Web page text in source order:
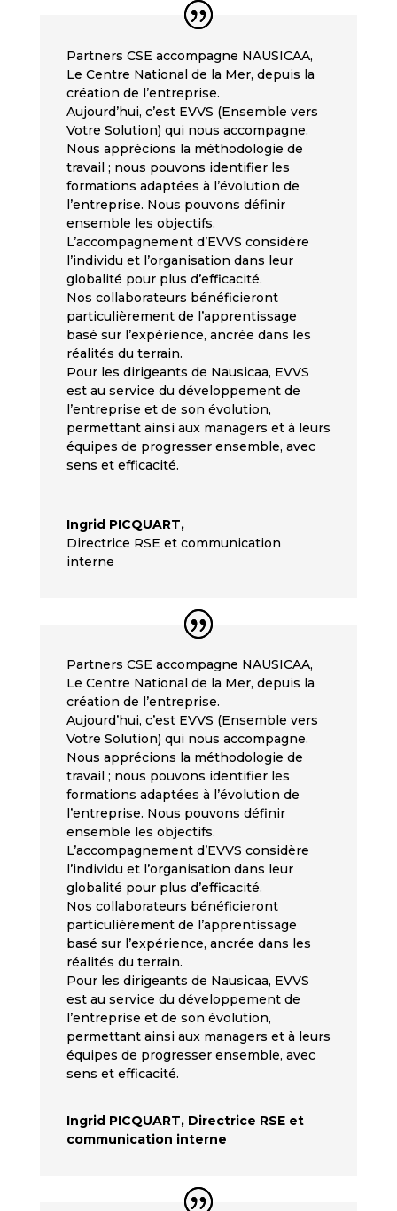
Partners CSE accompagne NAUSICAA,
Le Centre National de la Mer, depuis la
création de l’entreprise.
Aujourd’hui, c’est EVVS (Ensemble vers
Votre Solution) qui nous accompagne.
Nous apprécions la méthodologie de
travail ; nous pouvons identifier les
formations adaptées à l’évolution de
l’entreprise. Nous pouvons définir
ensemble les objectifs.
L’accompagnement d’EVVS considère
l’individu et l’organisation dans leur
globalité pour plus d’efficacité.
Nos collaborateurs bénéficieront
particulièrement de l’apprentissage
basé sur l’expérience, ancrée dans les
réalités du terrain.
Pour les dirigeants de Nausicaa, EVVS
est au service du développement de
l’entreprise et de son évolution,
permettant ainsi aux managers et à leurs
équipes de progresser ensemble, avec
sens et efficacité.
Ingrid PICQUART,
Directrice RSE et communication
interne
Partners CSE accompagne NAUSICAA,
Le Centre National de la Mer, depuis la
création de l’entreprise.
Aujourd’hui, c’est EVVS (Ensemble vers
Votre Solution) qui nous accompagne.
Nous apprécions la méthodologie de
travail ; nous pouvons identifier les
formations adaptées à l’évolution de
l’entreprise. Nous pouvons définir
ensemble les objectifs.
L’accompagnement d’EVVS considère
l’individu et l’organisation dans leur
globalité pour plus d’efficacité.
Nos collaborateurs bénéficieront
particulièrement de l’apprentissage
basé sur l’expérience, ancrée dans les
réalités du terrain.
Pour les dirigeants de Nausicaa, EVVS
est au service du développement de
l’entreprise et de son évolution,
permettant ainsi aux managers et à leurs
équipes de progresser ensemble, avec
sens et efficacité.
Ingrid PICQUART, Directrice RSE et
communication interne